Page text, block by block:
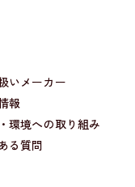
いメーカー
報
環境への取り組み
る質問